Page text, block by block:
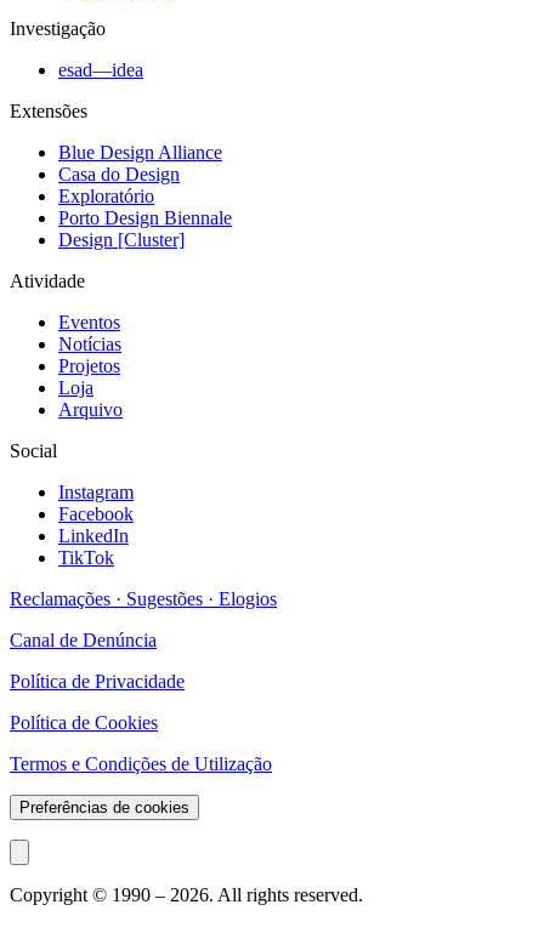
Investigação
esad—idea
Extensões
Blue Design Alliance
Casa do Design
Exploratório
Porto Design Biennale
Design [Cluster]
Atividade
Eventos
Notícias
Projetos
Loja
Arquivo
Social
Instagram
Facebook
LinkedIn
TikTok
Reclamações · Sugestões · Elogios
Canal de Denúncia
Política de Privacidade
Política de Cookies
Termos e Condições de Utilização
Preferências de cookies
Copyright © 1990 – 2026. All rights reserved.